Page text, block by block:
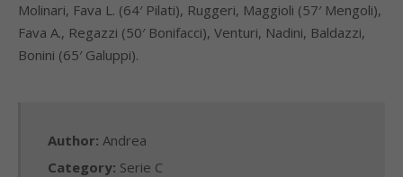
Molinari, Fava L. (64′ Pilati), Ruggeri, Maggioli (57′ Mengoli),
Fava A., Regazzi (50′ Bonifacci), Venturi, Nadini, Baldazzi,
Bonini (65′ Galuppi).
Author: Andrea
Category: Serie C